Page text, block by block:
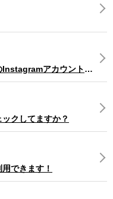
ミスタータイヤマン能代店のInstagramアカウント開設しました！
クしてますか？
できます！